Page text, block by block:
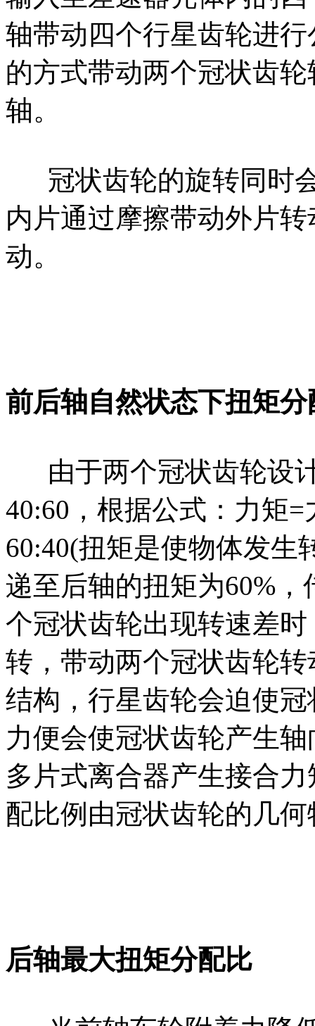
轴带动四个行星齿轮进
的方式带动两个冠状齿
轴。
冠状齿轮的旋转同时
内片通过摩擦带动外片
动。
前后轴自然状态下扭矩分
由于两个冠状齿轮设
40:60，根据公式：力矩
60:40(扭矩是使物体发生
递至后轴的扭矩为60%
个冠状齿轮出现转速差
转，带动两个冠状齿轮
结构，行星齿轮会迫使
力便会使冠状齿轮产生
多片式离合器产生接合
配比例由冠状齿轮的几
后轴最大扭矩分配比